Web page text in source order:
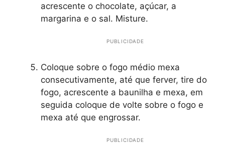
acrescente o chocolate, açúcar, a
margarina e o sal. Misture.
PUBLICIDADE
Coloque sobre o fogo médio mexa
consecutivamente, até que ferver, tire do
fogo, acrescente a baunilha e mexa, em
seguida coloque de volte sobre o fogo e
mexa até que engrossar.
PUBLICIDADE